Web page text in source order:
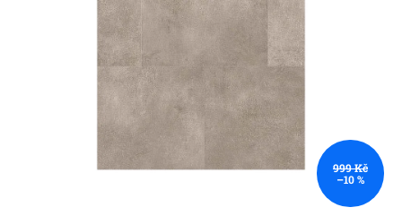
999 Kč
–10 %